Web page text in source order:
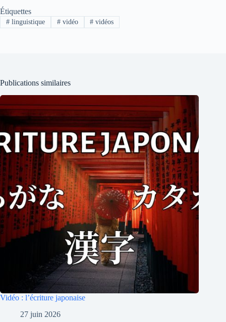
Étiquettes
#linguistique #vidéo # vidéos
Publications similaires
Vidéo : l’écriture japonaise
27 juin 2026